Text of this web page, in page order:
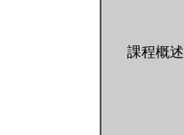
課程概述